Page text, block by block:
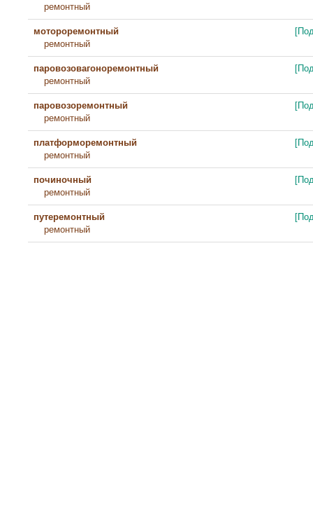
ремонтный
мотороремонтный
ремонтный
паровозовагоноремонтный
ремонтный
паровозоремонтный
ремонтный
платформоремонтный
ремонтный
починочный
ремонтный
путеремонтный
ремонтный